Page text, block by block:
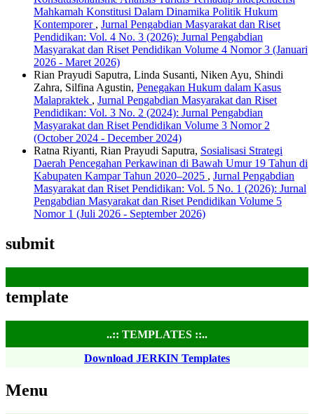
Mahkamah Konstitusi Dalam Dinamika Politik Hukum
Kontemporer , Jurnal Pengabdian Masyarakat dan Riset
Pendidikan: Vol. 4 No. 3 (2026): Jurnal Pengabdian
Masyarakat dan Riset Pendidikan Volume 4 Nomor 3 (Januari
2026 - Maret 2026)
Rian Prayudi Saputra, Linda Susanti, Niken Ayu, Shindi
Zahra, Silfina Agustin, Penegakan Hukum dalam Kasus
Malapraktek , Jurnal Pengabdian Masyarakat dan Riset
Pendidikan: Vol. 3 No. 2 (2024): Jurnal Pengabdian
Masyarakat dan Riset Pendidikan Volume 3 Nomor 2
(October 2024 - December 2024)
Ratna Riyanti, Rian Prayudi Saputra, Sosialisasi Strategi
Daerah Pencegahan Perkawinan di Bawah Umur 19 Tahun di
Kabupaten Kampar Tahun 2020–2025 , Jurnal Pengabdian
Masyarakat dan Riset Pendidikan: Vol. 5 No. 1 (2026): Jurnal
Pengabdian Masyarakat dan Riset Pendidikan Volume 5
Nomor 1 (Juli 2026 - September 2026)
submit
template
..:: TEMPLATES ::..
Download JERKIN Templates
Menu